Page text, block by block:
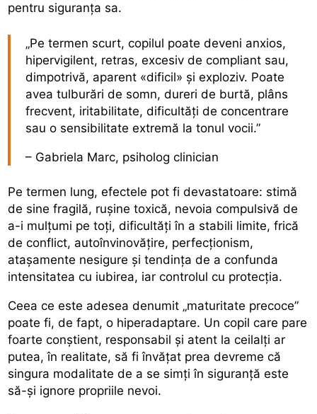
pentru siguranța sa.
„Pe termen scurt, copilul poate deveni anxios,
hipervigilent, retras, excesiv de compliant sau,
dimpotrivă, aparent «dificil» și exploziv. Poate
avea tulburări de somn, dureri de burtă, plâns
frecvent, iritabilitate, dificultăți de concentrare
sau o sensibilitate extremă la tonul vocii.”
– Gabriela Marc, psiholog clinician
Pe termen lung, efectele pot fi devastatoare: stimă
de sine fragilă, rușine toxică, nevoia compulsivă de
a-i mulțumi pe toți, dificultăți în a stabili limite, frică
de conflict, autoînvinovățire, perfecționism,
atașamente nesigure și tendința de a confunda
intensitatea cu iubirea, iar controlul cu protecția.
Ceea ce este adesea denumit „maturitate precoce”
poate fi, de fapt, o hiperadaptare. Un copil care pare
foarte conștient, responsabil și atent la ceilalți ar
putea, în realitate, să fi învățat prea devreme că
singura modalitate de a se simți în siguranță este
să-și ignore propriile nevoi.